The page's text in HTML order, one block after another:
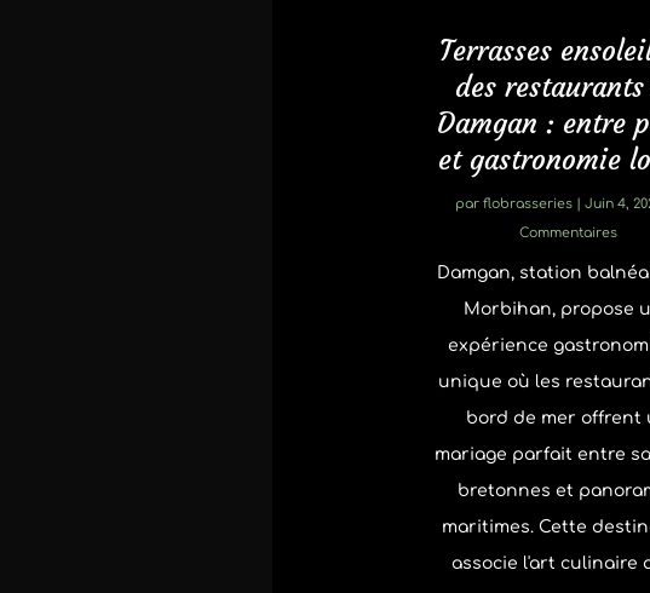
Terrasses
des
Damgan : entre
et gastronomie
par flobrasseries| Juin 4,
Commentaires
Damgan, station
Morbihan, propose
expérience
unique où les
bord de mer offrent
mariage parfait entre
bretonnes et
maritimes. Cette
associe l'art culinaire